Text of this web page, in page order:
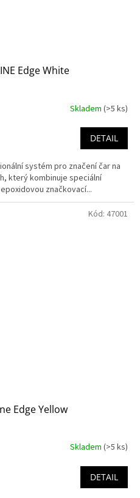
Edge White
Skladem (>5 ks)
DETAIL
systém pro značení čar na
který kombinuje speciální
značkovací...
Edge Yellow
Skladem (>5 ks)
DETAIL
Kód: 47001